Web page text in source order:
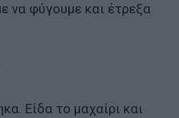
να φύγουμε και έτρεξα
Είδα το μαχαίρι και